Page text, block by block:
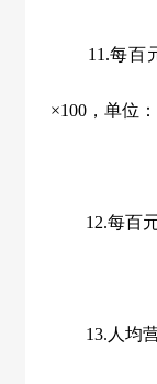
11.每百元
×100，单位：
12.每百元
13.人均营